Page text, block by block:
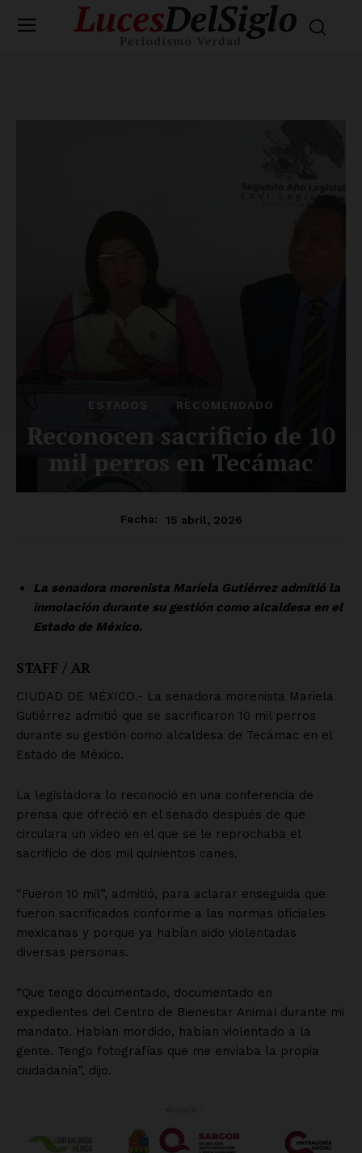
ESTADOS RECOMENDADO
Reconocen sacrificio de 10
mil perros en Tecámac
Fecha: 15 abril, 2026
La senadora morenista Mariela Gutiérrez admitió la
inmolación durante su gestión como alcaldesa en el
Estado de México.
STAFF / AR
CIUDAD DE MÉXICO.- La senadora morenista Mariela
Gutiérrez admitió que se sacrificaron 10 mil perros
durante su gestión como alcaldesa de Tecámac en el
Estado de México.
La legisladora lo reconoció en una conferencia de
prensa que ofreció en el senado después de que
circulara un video en el que se le reprochaba el
sacrificio de dos mil quinientos canes.
“Fueron 10 mil”, admitió, para aclarar enseguida que
fueron sacrificados conforme a las normas oficiales
mexicanas y porque ya habían sido violentadas
diversas personas.
“Que tengo documentado, documentado en
expedientes del Centro de Bienestar Animal durante mi
mandato. Habían mordido, habían violentado a la
gente. Tengo fotografías que me enviaba la propia
ciudadanía”, dijo.